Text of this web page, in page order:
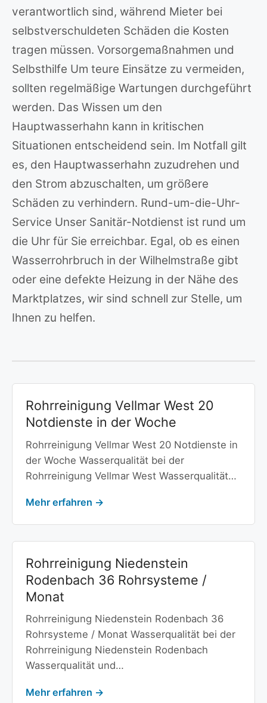
verantwortlich sind, während Mieter bei
selbstverschuldeten Schäden die Kosten
tragen müssen. Vorsorgemaßnahmen und
Selbsthilfe Um teure Einsätze zu vermeiden,
sollten regelmäßige Wartungen durchgeführt
werden. Das Wissen um den
Hauptwasserhahn kann in kritischen
Situationen entscheidend sein. Im Notfall gilt
es, den Hauptwasserhahn zuzudrehen und
den Strom abzuschalten, um größere
Schäden zu verhindern. Rund-um-die-Uhr-
Service Unser Sanitär-Notdienst ist rund um
die Uhr für Sie erreichbar. Egal, ob es einen
Wasserrohrbruch in der Wilhelmstraße gibt
oder eine defekte Heizung in der Nähe des
Marktplatzes, wir sind schnell zur Stelle, um
Ihnen zu helfen.
Rohrreinigung Vellmar West 20
Notdienste in der Woche
Rohrreinigung Vellmar West 20 Notdienste in
der Woche Wasserqualität bei der
Rohrreinigung Vellmar West Wasserqualität…
Mehr erfahren →
Rohrreinigung Niedenstein
Rodenbach 36 Rohrsysteme /
Monat
Rohrreinigung Niedenstein Rodenbach 36
Rohrsysteme / Monat Wasserqualität bei der
Rohrreinigung Niedenstein Rodenbach
Wasserqualität und…
Mehr erfahren →